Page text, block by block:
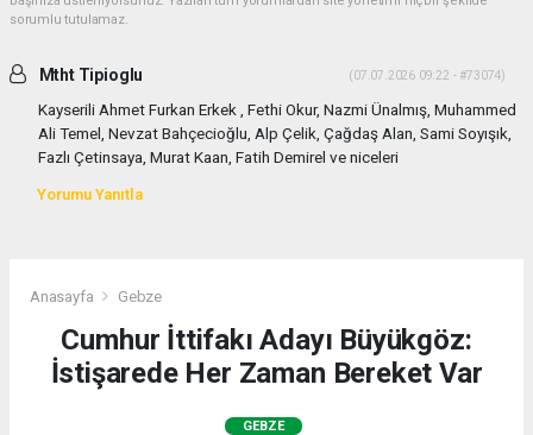
sorumlu tutulamaz.
Mtht Tipioglu (07.07.2026 09:22 - #73074)
Kayserili Ahmet Furkan Erkek , Fethi Okur, Nazmi Ünalmış, Muhammed
Ali Temel, Nevzat Bahçecioğlu, Alp Çelik, Çağdaş Alan, Sami Soyışık,
Fazlı Çetinsaya, Murat Kaan, Fatih Demirel ve niceleri
Yorumu Yanıtla
Anasayfa Gebze
Cumhur İttifakı Adayı Büyükgöz:
İstişarede Her Zaman Bereket Var
GEBZE